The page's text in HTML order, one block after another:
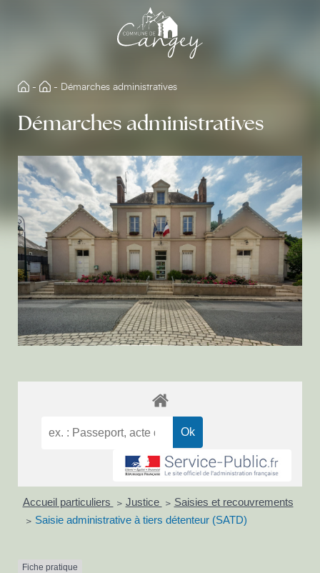
- - Démarches administratives
Démarches administratives
Accueil particuliers > Justice > Saisies et recouvrements
> Saisie administrative à tiers détenteur (SATD)
Fiche pratique